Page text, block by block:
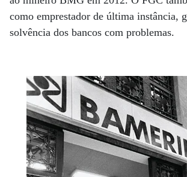
como emprestador de última instância,
solvência dos bancos com problemas.